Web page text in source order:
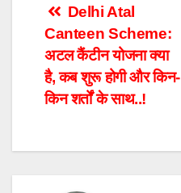
Post
navigation
Delhi Atal
Canteen Scheme:
अटल कैंटीन योजना क्या
है, कब शुरू होगी और किन-
किन शर्तों के साथ..!